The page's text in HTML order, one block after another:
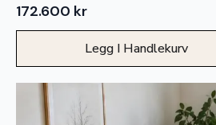
172.600 kr
Legg I Handlekurv